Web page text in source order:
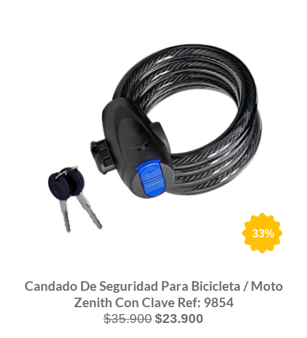
33%
Candado De Seguridad Para Bicicleta / Moto
Zenith Con Clave Ref: 9854
$35.900$23.900